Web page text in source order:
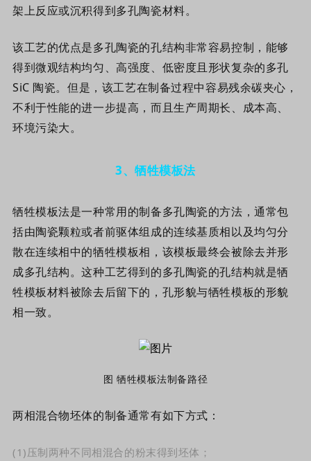
架上反应或沉积得到多孔陶瓷材料。
该工艺的优点是多孔陶瓷的孔结构非常容易控制，能够
得到微观结构均匀、高强度、低密度且形状复杂的多孔
SiC 陶瓷。但是，该工艺在制备过程中容易残余碳夹心，
不利于性能的进一步提高，而且生产周期长、成本高、
环境污染大。
3、牺牲模板法
牺牲模板法是一种常用的制备多孔陶瓷的方法，通常包
括由陶瓷颗粒或者前驱体组成的连续基质相以及均匀分
散在连续相中的牺牲模板相，该模板最终会被除去并形
成多孔结构。这种工艺得到的多孔陶瓷的孔结构就是牺
牲模板材料被除去后留下的，孔形貌与牺牲模板的形貌
相一致。
图 牺牲模板法制备路径
两相混合物坯体的制备通常有如下方式：
(1)压制两种不同相混合的粉末得到坯体；